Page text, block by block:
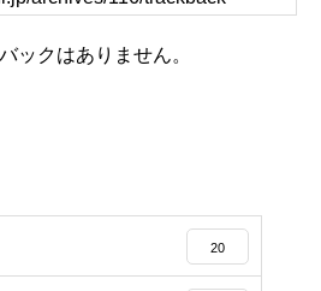
ックはありません。
20